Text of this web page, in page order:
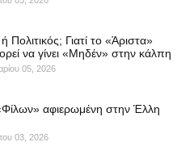
Πολιτικός; Γιατί το «Άριστα»
να γίνει «Μηδέν» στην κάλπη
05, 2026
αφιερωμένη στην Έλλη
03, 2026